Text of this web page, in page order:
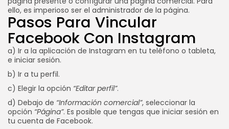
ello, es imperioso ser el administrador de la página.
Pasos Para Vincular
Facebook Con Instagram
a) Ir a la aplicación de Instagram en tu teléfono o tableta,
e iniciar sesión.
b) Ir a tu perfil.
c) Elegir la opción “Editar perfil”.
d) Debajo de “Información comercial”, seleccionar la
opción “Página”. Es posible que tengas que iniciar sesión en
tu cuenta de Facebook.